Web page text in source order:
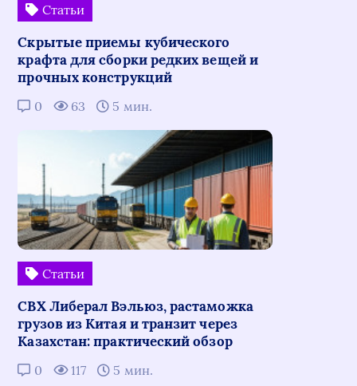
Статьи
Скрытые приемы кубического
крафта для сборки редких вещей и
прочных конструкций
0 63 5 мин.
Статьи
СВХ Либерал Вэльюз, растаможка
грузов из Китая и транзит через
Казахстан: практический обзор
0 117 5 мин.